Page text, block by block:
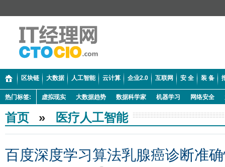
区块链 大数据 人工智能 云计算 企业2.0 互联网 安 全 装 备
热门标签: 虚拟现实 大数据趋势 数据科学家 机器学习 网络安全
首页 » 医疗人工智能
百度深度学习算法乳腺癌诊断准